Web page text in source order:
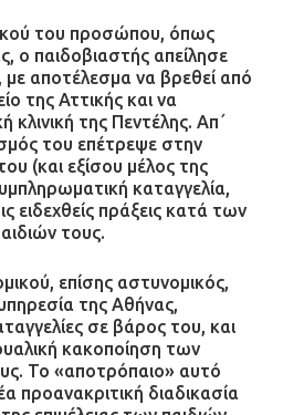
του προσώπου, όπως
ο παιδοβιαστής απείλησε
αποτέλεσμα να βρεθεί από
της Αττικής και να
κλινική της Πεντέλης. Απ΄
του επέτρεψε στην
(και εξίσου μέλος της
καταγγελία,
ειδεχθείς πράξεις κατά των
τους.
επίσης αστυνομικός,
της Αθήνας,
σε βάρος του, και
κακοποίηση των
Το «αποτρόπαιο» αυτό
προανακριτική διαδικασία